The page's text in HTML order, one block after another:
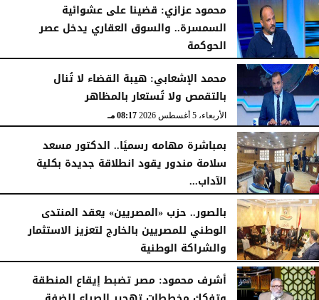
محمود عزازي: قضينا على عشوائية
السمسرة.. والسوق العقاري يدخل عصر
الحوكمة
الأربعاء، 5 أغسطس 2026
محمد الإشعابي: هيبة القضاء لا تُنال
بالتقمص ولا تُستعار بالمظاهر
الأربعاء، 5 أغسطس 2026 08:17 مـ
بمباشرة مهامه رسميًا.. الدكتور مسعد
سلامة مندور يقود انطلاقة جديدة بكلية
الآداب...
الأربعاء، 5 أغسطس 2026
بالصور.. حزب «المصريين» يعقد المنتدى
الوطني للمصريين بالخارج لتعزيز الاستثمار
والشراكة الوطنية
الثلاثاء، 4 أغسطس 2026
أشرف محمود: مصر تضبط إيقاع المنطقة